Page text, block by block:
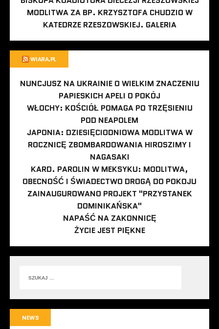
MODLITWA ZA BP. KRZYSZTOFA CHUDZIO W
KATEDRZE RZESZOWSKIEJ. GALERIA
WIARA.PL
NUNCJUSZ NA UKRAINIE O WIELKIM ZNACZENIU
PAPIESKICH APELI O POKÓJ
WŁOCHY: KOŚCIÓŁ POMAGA PO TRZĘSIENIU
POD NEAPOLEM
JAPONIA: DZIESIĘCIODNIOWA MODLITWA W
ROCZNICĘ ZBOMBARDOWANIA HIROSZIMY I
NAGASAKI
KARD. PAROLIN W MEKSYKU: MODLITWA,
OBECNOŚĆ I ŚWIADECTWO DROGĄ DO POKOJU
ZAINAUGUROWANO PROJEKT "PRZYSTANEK
DOMINIKAŃSKA"
NAPAŚĆ NA ZAKONNICĘ
ŻYCIE JEST PIĘKNE
NEWS